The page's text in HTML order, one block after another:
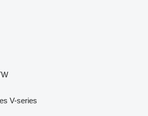
V-series